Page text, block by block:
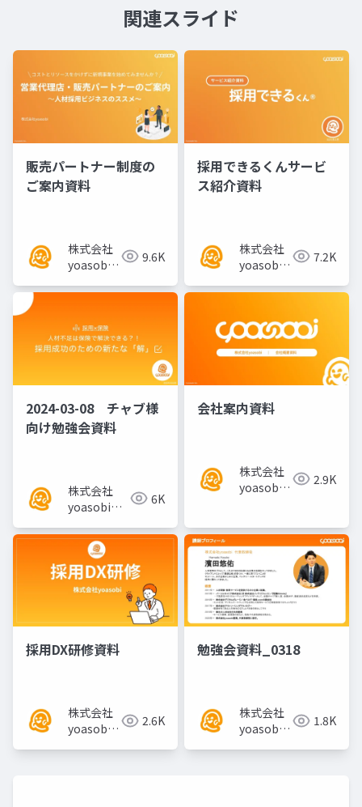
関連スライド
販売パートナー制度の
ご案内資料
株式会社
yoasobi
ナー様
9.6K
採用できるくんサービ
ス紹介資料
株式会社
yoasobi
ナー様
7.2K
2024-03-08 チャブ様
向け勉強会資料
株式会社
yoasobi／
様
6K
会社案内資料
株式会社
yoasobi
2.9K
採用DX研修資料
株式会社
yoasobi
2.6K
勉強会資料_0318
株式会社
yoasobi
1.8K